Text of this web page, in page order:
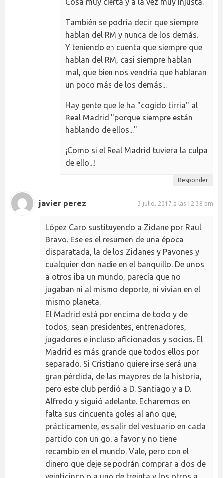
Cosa muy cierta y a la vez muy injusta.
También se podría decir que siempre
hablan del RM y nunca de los demás.
Y teniendo en cuenta que siempre que
hablan del RM, casi siempre hablan
mal, que bien nos vendría que hablaran
un poco más de los demás...
Hay gente que le ha "cogido tirria" al
Real Madrid "porque siempre están
hablando de ellos..."
¡Como si el Real Madrid tuviera la culpa
de ello...!
Responder
javier perez 3 julio, 2017 a las 12:38 pm
López Caro sustituyendo a Zidane por Raul
Bravo. Ese es el resumen de una época
disparatada, la de los Zidanes y Pavones y
cualquier don nadie en el banquillo. De unos
a otros iba un mundo, parecía que no
jugaban ni al mismo deporte, ni vivían en el
mismo planeta.
El Madrid está por encima de todo y de
todos, sean presidentes, entrenadores,
jugadores e incluso aficionados y socios. El
Madrid es más grande que todos ellos por
separado. Si Cristiano quiere irse será una
gran pérdida, de las mayores de la historia,
pero este club perdió a D. Santiago y a D.
Alfredo y siguió adelante. Echaremos en
falta sus cincuenta goles al año que,
prácticamente, es salir del vestuario en cada
partido con un gol a favor y no tiene
recambio en el mundo. Vale, pero con el
dinero que deje se podrán comprar a dos de